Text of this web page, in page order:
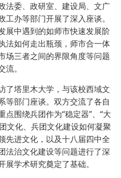
法委、政研室、建设局、文广
办等部门开展了深入座谈。
展中遇到的如师市快速发展阶
法如何走出瓶颈，师市合一体
场三者之间的界限角度等问题
。
了塔里木大学，与该校西域文
等部门座谈。双方交流了各自
围绕兵团作为“稳定器”、“大
文化、兵团文化建设如何凝聚
先进文化，以及十八届四中全
法治文化建设等问题进行了深
学术研究奠定了基础。